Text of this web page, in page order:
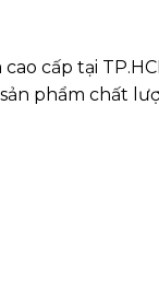
cấp tại
phẩm chất